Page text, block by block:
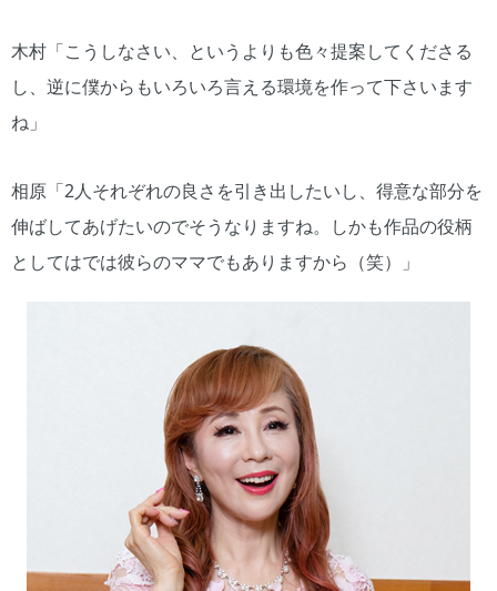
木村「こうしなさい、というよりも色々提案してくださる
し、逆に僕からもいろいろ言える環境を作って下さいます
ね」
相原「2人それぞれの良さを引き出したいし、得意な部分を
伸ばしてあげたいのでそうなりますね。しかも作品の役柄
としてはでは彼らのママでもありますから（笑）」